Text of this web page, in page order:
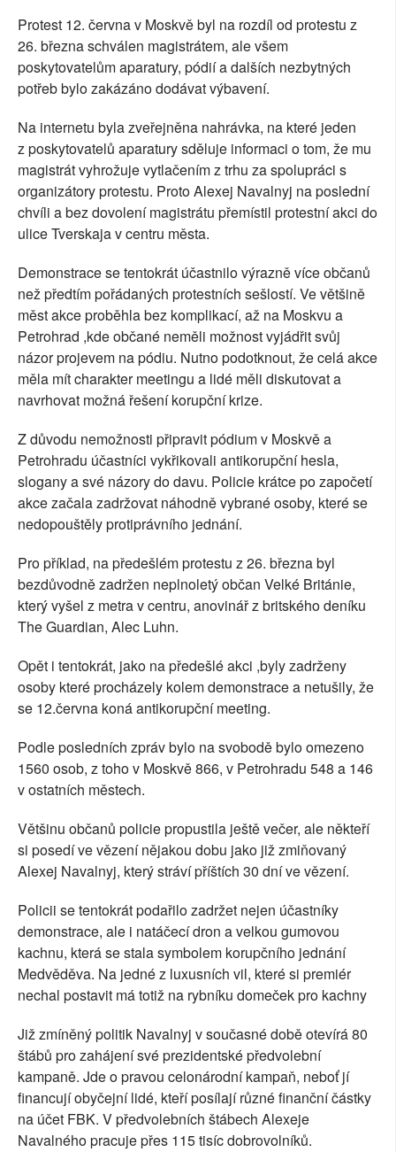
Protest 12. června v Moskvě byl na rozdíl od protestu z
26. března schválen magistrátem, ale všem
poskytovatelům aparatury, pódií a dalších nezbytných
potřeb bylo zakázáno dodávat výbavení.
Na internetu byla zveřejněna nahrávka, na které jeden
z poskytovatelů aparatury sděluje informaci o tom, že mu
magistrát vyhrožuje vytlačením z trhu za spolupráci s
organizátory protestu. Proto Alexej Navalnyj na poslední
chvíli a bez dovolení magistrátu přemístil protestní akci do
ulice Tverskaja v centru města.
Demonstrace se tentokrát účastnilo výrazně více občanů
než předtím pořádaných protestních sešlostí. Ve většině
měst akce proběhla bez komplikací, až na Moskvu a
Petrohrad ,kde občané neměli možnost vyjádřit svůj
názor projevem na pódiu. Nutno podotknout, že celá akce
měla mít charakter meetingu a lidé měli diskutovat a
navrhovat možná řešení korupční krize.
Z důvodu nemožnosti připravit pódium v Moskvě a
Petrohradu účastníci vykřikovali antikorupční hesla,
slogany a své názory do davu. Policie krátce po započetí
akce začala zadržovat náhodně vybrané osoby, které se
nedopouštěly protiprávního jednání.
Pro příklad, na předešlém protestu z 26. března byl
bezdůvodně zadržen neplnoletý občan Velké Británie,
který vyšel z metra v centru, anovinář z britského deníku
The Guardian, Alec Luhn.
Opět i tentokrát, jako na předešlé akci ,byly zadrženy
osoby které procházely kolem demonstrace a netušily, že
se 12.června koná antikorupční meeting.
Podle posledních zpráv bylo na svobodě bylo omezeno
1560 osob, z toho v Moskvě 866, v Petrohradu 548 a 146
v ostatních městech.
Většinu občanů policie propustila ještě večer, ale někteří
si posedí ve vězení nějakou dobu jako již zmiňovaný
Alexej Navalnyj, který stráví příštích 30 dní ve vězení.
Policii se tentokrát podařilo zadržet nejen účastníky
demonstrace, ale i natáčecí dron a velkou gumovou
kachnu, která se stala symbolem korupčního jednání
Medvěděva. Na jedné z luxusních vil, které si premiér
nechal postavit má totiž na rybníku domeček pro kachny
Již zmíněný politik Navalnyj v současné době otevírá 80
štábů pro zahájení své prezidentské předvolební
kampaně. Jde o pravou celonárodní kampaň, neboť jí
financují obyčejní lidé, kteří posílají různé finanční částky
na účet FBK. V předvolebních štábech Alexeje
Navalného pracuje přes 115 tisíc dobrovolníků.